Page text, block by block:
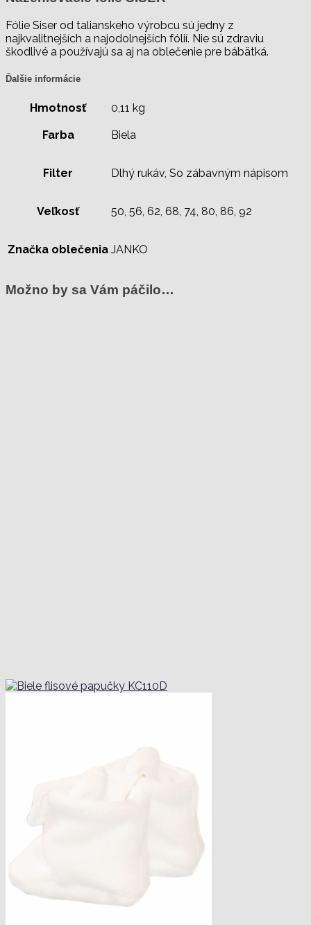
Fólie Siser od talianskeho výrobcu sú jedny z
najkvalitnejších a najodolnejších fólií. Nie sú zdraviu
škodlivé a používajú sa aj na oblečenie pre bábätká.
Ďalšie informácie
Hmotnosť 0,11 kg
Farba Biela
Filter Dlhý rukáv, So zábavným nápisom
Veľkosť 50, 56, 62, 68, 74, 80, 86, 92
Značka oblečenia JANKO
Možno by sa Vám páčilo…